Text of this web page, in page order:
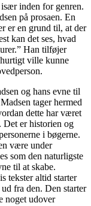
inden for genren.
på prosaen. En
er en grund til, at der
kan det ses, hvad
Han tilføjer
ville kunne
og hans evne til
tager hermed
dette har været
Det er historien og
i bøgerne.
være under
som den naturligste
til at skabe.
tekster altid starter
fra den. Den starter
noget udover